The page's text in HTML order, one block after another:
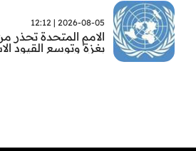
2026-08-05 | 12:12
الامم المتحدة تحذر
بغزة وتوسع القيود